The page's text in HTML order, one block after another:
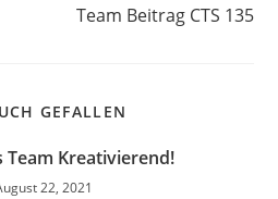
Team Beitrag CTS 135
GEFALLEN
Team Kreativierend!
22, 2021